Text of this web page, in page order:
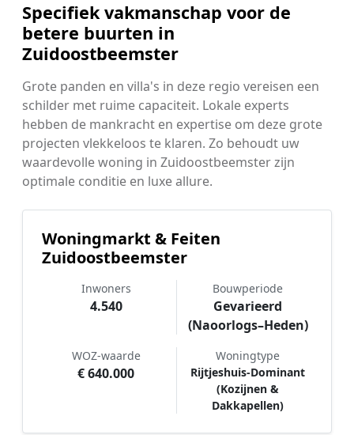
Specifiek vakmanschap voor de
betere buurten in
Zuidoostbeemster
Grote panden en villa's in deze regio vereisen een
schilder met ruime capaciteit. Lokale experts
hebben de mankracht en expertise om deze grote
projecten vlekkeloos te klaren. Zo behoudt uw
waardevolle woning in Zuidoostbeemster zijn
optimale conditie en luxe allure.
Woningmarkt & Feiten
Zuidoostbeemster
Inwoners
4.540
Bouwperiode
Gevarieerd
(Naoorlogs–Heden)
WOZ-waarde
€ 640.000
Woningtype
Rijtjeshuis-Dominant
(Kozijnen &
Dakkapellen)